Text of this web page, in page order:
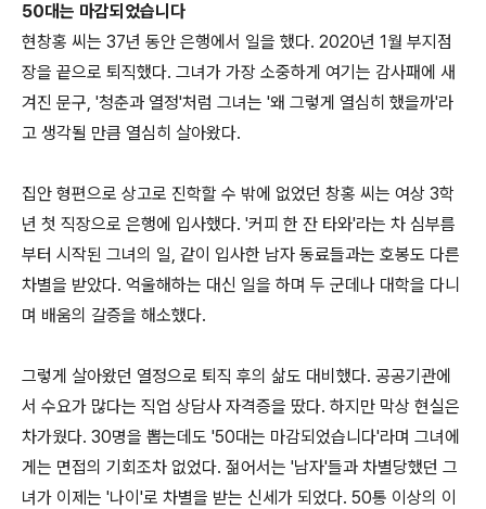
50대는 마감되었습니다
현창홍 씨는 37년 동안 은행에서 일을 했다. 2020년 1월 부지점
장을 끝으로 퇴직했다. 그녀가 가장 소중하게 여기는 감사패에 새
겨진 문구, '청춘과 열정'처럼 그녀는 '왜 그렇게 열심히 했을까'라
고 생각될 만큼 열심히 살아왔다.
집안 형편으로 상고로 진학할 수 밖에 없었던 창홍 씨는 여상 3학
년 첫 직장으로 은행에 입사했다. '커피 한 잔 타와'라는 차 심부름
부터 시작된 그녀의 일, 같이 입사한 남자 동료들과는 호봉도 다른
차별을 받았다. 억울해하는 대신 일을 하며 두 군데나 대학을 다니
며 배움의 갈증을 해소했다.
그렇게 살아왔던 열정으로 퇴직 후의 삶도 대비했다. 공공기관에
서 수요가 많다는 직업 상담사 자격증을 땄다. 하지만 막상 현실은
차가웠다. 30명을 뽑는데도 '50대는 마감되었습니다'라며 그녀에
게는 면접의 기회조차 없었다. 젊어서는 '남자'들과 차별당했던 그
녀가 이제는 '나이'로 차별을 받는 신세가 되었다. 50통 이상의 이